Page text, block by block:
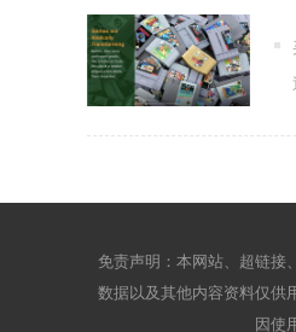
免责声明：本网站、超链接
数据以及其他内容资料仅供
因使